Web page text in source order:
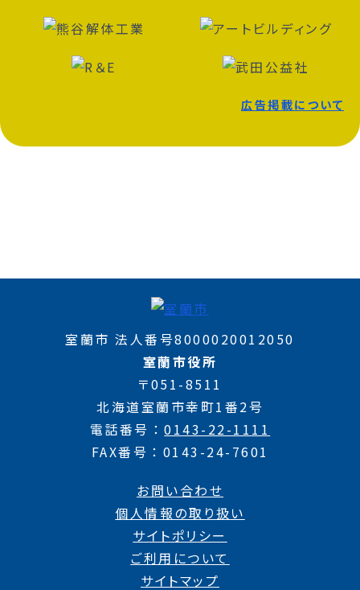
広告掲載について
室蘭市 法人番号8000020012050
室蘭市役所
〒051-8511
北海道室蘭市幸町1番2号
電話番号
0143-22-1111
FAX番号
0143-24-7601
お問い合わせ
個人情報の取り扱い
サイトポリシー
ご利用について
サイトマップ